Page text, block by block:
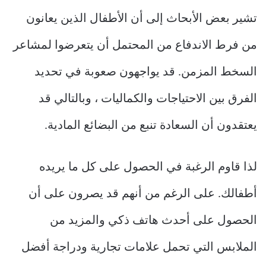
تشير بعض الأبحاث إلى أن الأطفال الذين يعانون
من فرط الاندفاع من المحتمل أن يتعرضوا لمشاعر
السخط المزمن. قد يواجهون صعوبة في تحديد
الفرق بين الاحتياجات والكماليات ، وبالتالي قد
يعتقدون أن السعادة تنبع من البضائع المادية.
لذا قاوم الرغبة في الحصول على كل ما يريده
أطفالك. على الرغم من أنهم قد يصرون على أن
الحصول على أحدث هاتف ذكي والمزيد من
الملابس التي تحمل علامات تجارية ودراجة أفضل